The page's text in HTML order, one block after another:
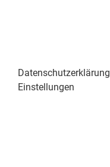
Datenschutzerklärung
Einstellungen